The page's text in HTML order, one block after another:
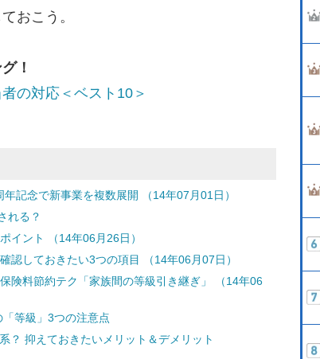
おこう。
！
の対応＜ベスト10＞
記念で新事業を複数展開 （14年07月01日）
れる？
イント （14年06月26日）
認しておきたい3つの項目 （14年06月07日）
険料節約テク「家族間の等級引き継ぎ」 （14年06
等級」3つの注意点
？ 抑えておきたいメリット＆デメリット